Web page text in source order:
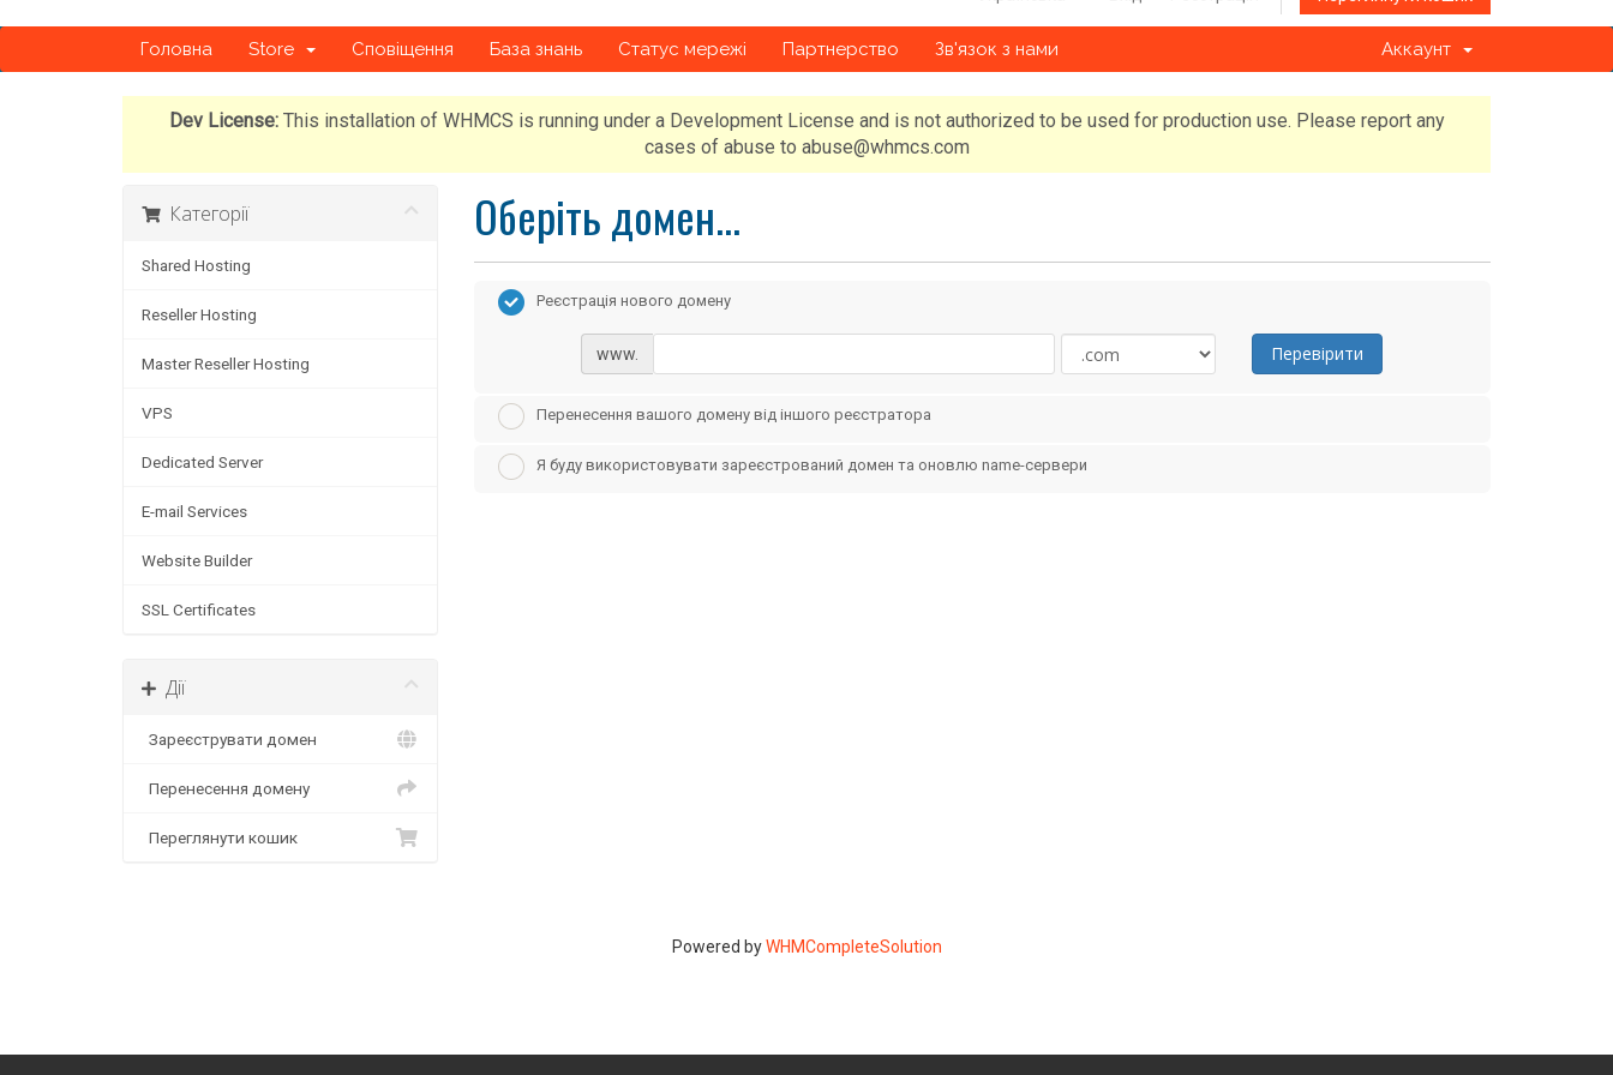
Головна Store Сповіщення База знань Статус мережі Партнерство Зв'язок з нами Аккаунт
Dev License:This installation of WHMCS is running under a Development License and is not authorized to be used for production use. Please report any
cases of abuse to abuse@whmcs.com
Категорії
Shared Hosting
Reseller Hosting
Master Reseller Hosting
VPS
Dedicated Server
E-mail Services
Website Builder
SSL Certificates
Дії
Зареєструвати домен
Перенесення домену
Переглянути кошик
Оберіть домен...
Реєстрація нового домену
www. Перевірити
Перенесення вашого домену від іншого реєстратора
Я буду використовувати зареєстрований домен та оновлю name-сервери
Powered byWHMCompleteSolution